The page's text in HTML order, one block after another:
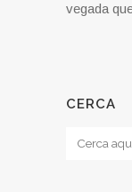
vegada
CERCA